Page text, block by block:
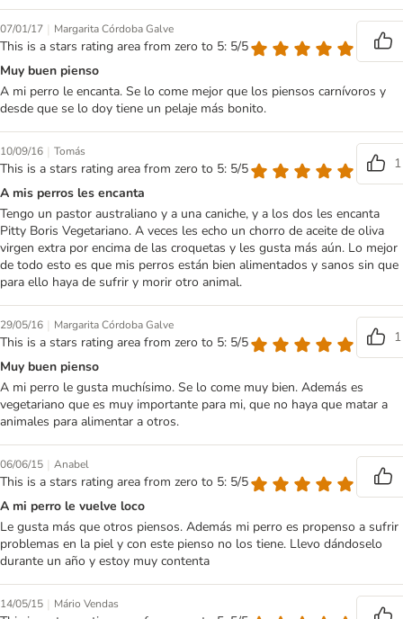
07/01/17 | Margarita Córdoba Galve
This is a stars rating area from zero to 5: 5/5
Muy buen pienso
A mi perro le encanta. Se lo come mejor que los piensos carnívoros y
desde que se lo doy tiene un pelaje más bonito.
10/09/16 | Tomás
This is a stars rating area from zero to 5: 5/5
1
A mis perros les encanta
Tengo un pastor australiano y a una caniche, y a los dos les encanta
Pitty Boris Vegetariano. A veces les echo un chorro de aceite de oliva
virgen extra por encima de las croquetas y les gusta más aún. Lo mejor
de todo esto es que mis perros están bien alimentados y sanos sin que
para ello haya de sufrir y morir otro animal.
29/05/16 | Margarita Córdoba Galve
This is a stars rating area from zero to 5: 5/5
1
Muy buen pienso
A mi perro le gusta muchísimo. Se lo come muy bien. Además es
vegetariano que es muy importante para mi, que no haya que matar a
animales para alimentar a otros.
06/06/15 | Anabel
This is a stars rating area from zero to 5: 5/5
A mi perro le vuelve loco
Le gusta más que otros piensos. Además mi perro es propenso a sufrir
problemas en la piel y con este pienso no los tiene. Llevo dándoselo
durante un año y estoy muy contenta
14/05/15 | Mário Vendas